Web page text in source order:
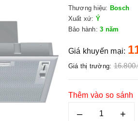
Thương hiệu: Bosch
Xuất xứ: Ý
Bảo hành: 3 năm
Giá khuyến mại:
Giá thị trường:
Thêm vào so sánh
– +